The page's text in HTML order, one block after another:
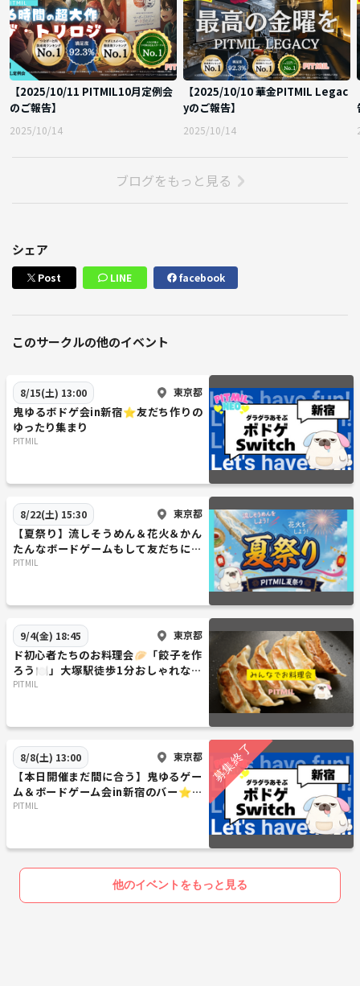
【2025/10/11 PITMIL10月定例会
のご報告】
2025/10/14
【2025/10/10 華金PITMIL Legac
yのご報告】
2025/10/14
ブログをもっと見る
シェア
Post LINE facebook
このサークルの他のイベント
8/15(土) 13:00 東京都
鬼ゆるボドゲ会in新宿⭐友だち作りの
ゆったり集まり
PITMIL
8/22(土) 15:30 東京都
【夏祭り】流しそうめん＆花火＆かん
たんなボードゲームもして友だちにな
ろう
PITMIL
9/4(金) 18:45 東京都
ド初心者たちのお料理会🥟「餃子を作
ろう🍽️」大塚駅徒歩1分おしゃれなお
部屋『初参加大歓迎』
PITMIL
8/8(土) 13:00 東京都
【本日開催まだ間に合う】鬼ゆるゲー
ム＆ボードゲーム会in新宿のバー⭐友
だち作りのゆったり集まり
PITMIL
他のイベントをもっと見る